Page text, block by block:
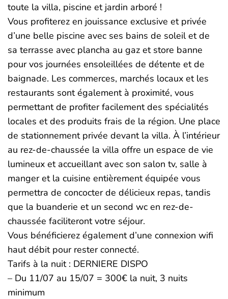
toute la villa, piscine et jardin arboré !
Vous profiterez en jouissance exclusive et privée
d’une belle piscine avec ses bains de soleil et de
sa terrasse avec plancha au gaz et store banne
pour vos journées ensoleillées de détente et de
baignade. Les commerces, marchés locaux et les
restaurants sont également à proximité, vous
permettant de profiter facilement des spécialités
locales et des produits frais de la région. Une place
de stationnement privée devant la villa. À l’intérieur
au rez-de-chaussée la villa offre un espace de vie
lumineux et accueillant avec son salon tv, salle à
manger et la cuisine entièrement équipée vous
permettra de concocter de délicieux repas, tandis
que la buanderie et un second wc en rez-de-
chaussée faciliteront votre séjour.
Vous bénéficierez également d’une connexion wifi
haut débit pour rester connecté.
Tarifs à la nuit : DERNIERE DISPO
– Du 11/07 au 15/07 = 300€ la nuit, 3 nuits
minimum